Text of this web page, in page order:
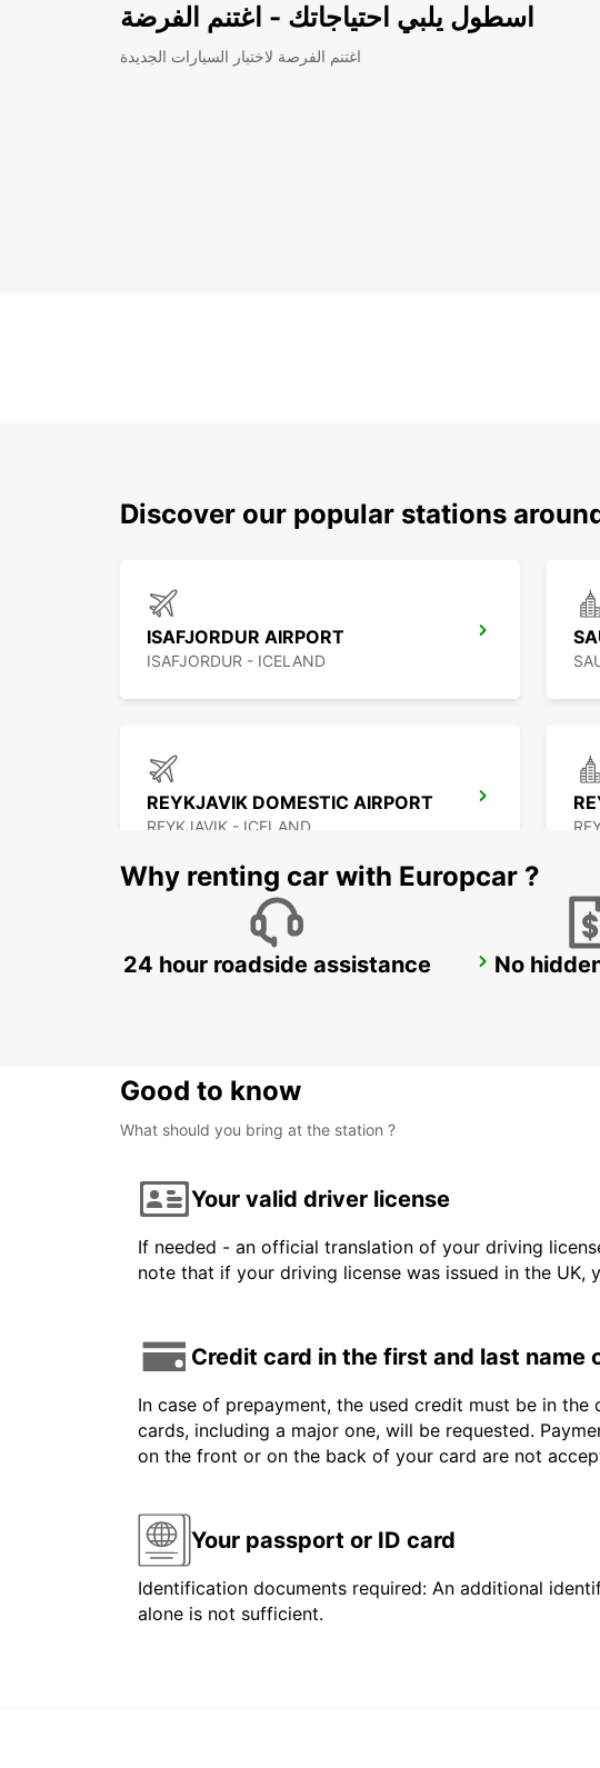
اسطول يلبي احتياجاتك - اغتنم الفرضة
اغتنم الفرصة لاختبار السيارات الجديدة
Discover our popular stations
ISAFJORDUR AIRPORT
ISAFJORDUR - ICELAND
REYKJAVIK DOMESTIC AIRPORT
REYKJAVIK - ICELAND
AKUREYRI
Why renting car with Europcar ?
24 hour roadside assistance No
Good to know
What should you bring at the station ?
Your valid driver license
If needed - an official translation of your driving
note that if your driving license was issued in the
Credit card in the first and last name
In case of prepayment, the used credit must be in
cards, including a major one, will be requested.
on the front or on the back of your card are not
Your passport or ID card
Identification documents required: An additional
alone is not sufficient.